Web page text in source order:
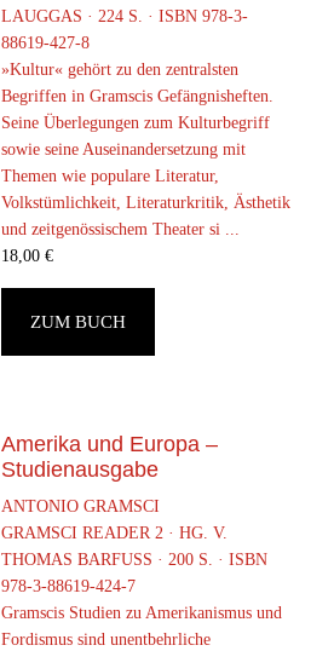
LAUGGAS · 224 S. · ISBN 978-3-
88619-427-8
»Kultur« gehört zu den zentralsten
Begriffen in Gramscis Gefängnisheften.
Seine Überlegungen zum Kulturbegriff
sowie seine Auseinandersetzung mit
Themen wie populare Literatur,
Volkstümlichkeit, Literaturkritik, Ästhetik
und zeitgenössischem Theater si ...
18,00€
ZUM BUCH
Amerika und Europa –
Studienausgabe
ANTONIO GRAMSCI
GRAMSCI READER 2 · HG. V.
THOMAS BARFUSS · 200 S. · ISBN
978-3-88619-424-7
Gramscis Studien zu Amerikanismus und
Fordismus sind unentbehrliche